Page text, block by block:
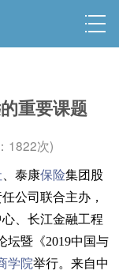
重要课题
1822次)
、泰康保险集团股
公司联合主办，
、长江金融工程
坛暨《2019中国与
学院举行。来自中